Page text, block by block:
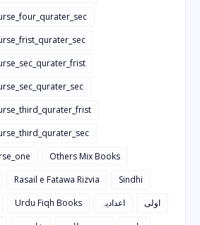
Others Mix Books
Rasail e Fatawa Rizvia
Sindhi
Urdu Fiqh Books اعدادیہ
اولی